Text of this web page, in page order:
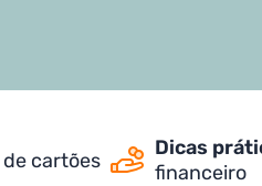
cartões
Dicas
financeiro